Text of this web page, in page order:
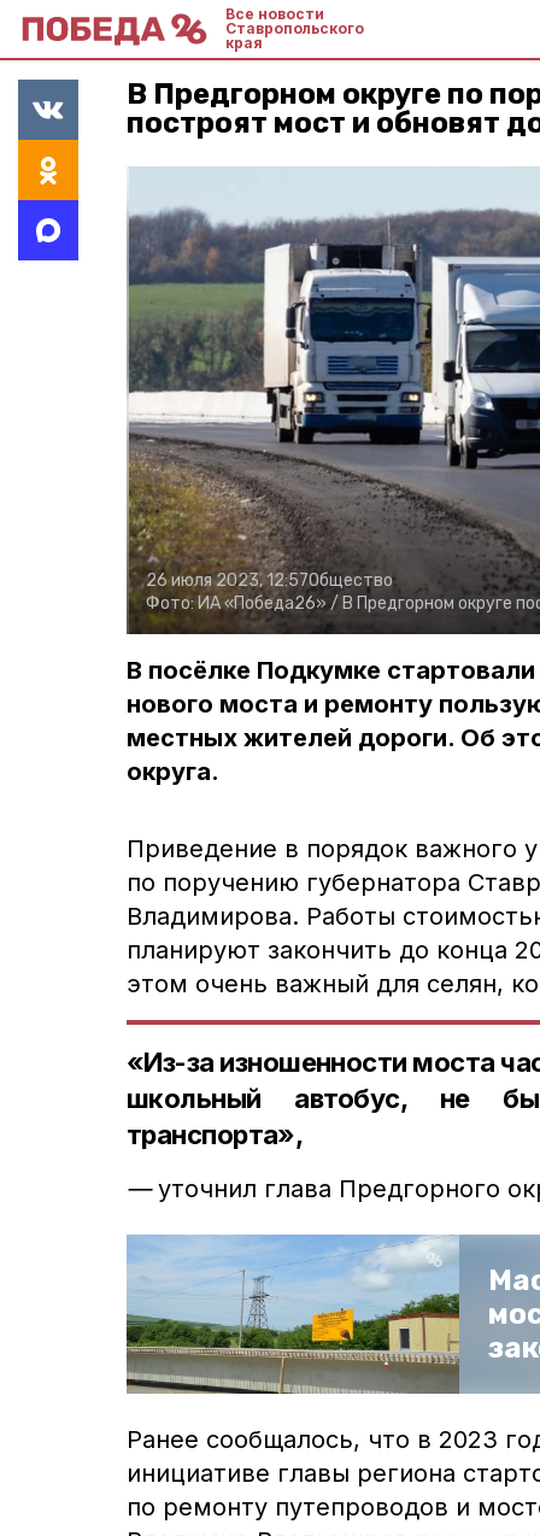
Все новости
Ставропольского
края
В Предгорном округе по
построят мост и обновят
26 июля 2023, 12:57Общество
Фото:ИА «Победа26» / В Предгорном округе
В посёлке Подкумке
нового моста и ремонту
местных жителей дороги. Об
округа.
Приведение в порядок важного
по поручению губернатора
Владимирова. Работы
планируют закончить до конца
этом очень важный для селян,
«Из-за изношенности моста
школьный автобус, не
транспорта»,
—уточнил глава Предгорного
Ранее сообщалось, что в 2023
инициативе главы региона
по ремонту путепроводов и